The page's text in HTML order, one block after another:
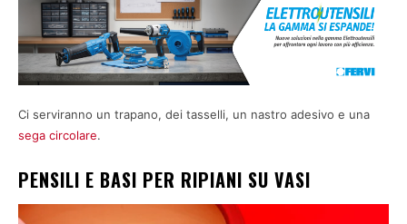
Ci serviranno un trapano, dei tasselli, un nastro adesivo e una
sega circolare.
PENSILI E BASI PER RIPIANI SU VASI